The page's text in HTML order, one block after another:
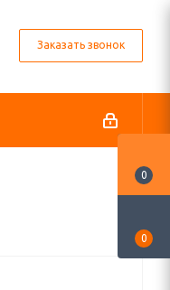
Заказать звонок
0
0